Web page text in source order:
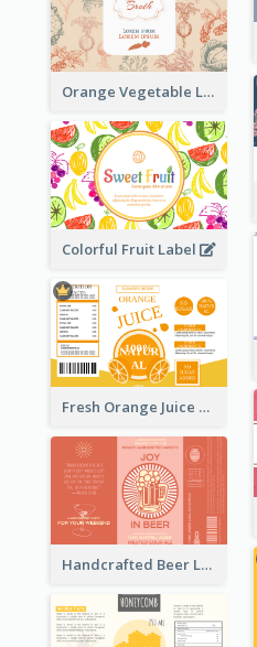
Orange Vegetable Label
Colorful Fruit Label
Fresh Orange Juice Label
Handcrafted Beer Label